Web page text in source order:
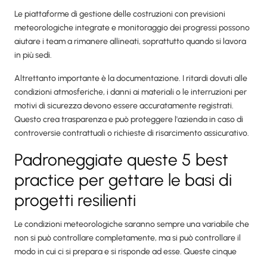
Le piattaforme di gestione delle costruzioni con previsioni
meteorologiche integrate e monitoraggio dei progressi possono
aiutare i team a rimanere allineati, soprattutto quando si lavora
in più sedi.
Altrettanto importante è la documentazione. I ritardi dovuti alle
condizioni atmosferiche, i danni ai materiali o le interruzioni per
motivi di sicurezza devono essere accuratamente registrati.
Questo crea trasparenza e può proteggere l'azienda in caso di
controversie contrattuali o richieste di risarcimento assicurativo.
Padroneggiate queste 5 best
practice per gettare le basi di
progetti resilienti
Le condizioni meteorologiche saranno sempre una variabile che
non si può controllare completamente, ma si può controllare il
modo in cui ci si prepara e si risponde ad esse. Queste cinque